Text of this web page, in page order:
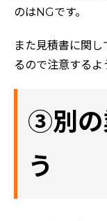
のはNGです。
また見積書に関し
るので注意するよ
③別の
う